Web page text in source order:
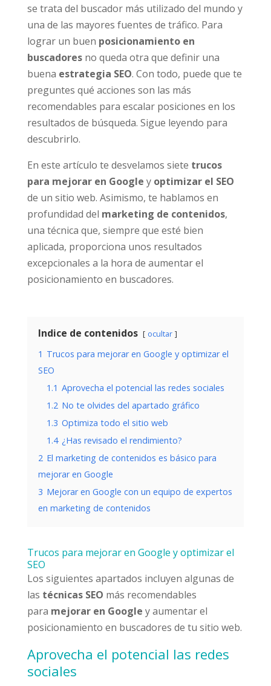
se trata del buscador más utilizado del mundo y
una de las mayores fuentes de tráfico. Para
lograr un buen posicionamiento en
buscadoresno queda otra que definir una
buena estrategia SEO. Con todo, puede que te
preguntes qué acciones son las más
recomendables para escalar posiciones en los
resultados de búsqueda. Sigue leyendo para
descubrirlo.
En este artículo te desvelamos siete trucos
para mejorar en Google y optimizar el SEO
de un sitio web. Asimismo, te hablamos en
profundidad del marketing de contenidos,
una técnica que, siempre que esté bien
aplicada, proporciona unos resultados
excepcionales a la hora de aumentar el
posicionamiento en buscadores.
Indice de contenidos ocultar
1 Trucos para mejorar en Google y optimizar el
SEO
1.1 Aprovecha el potencial las redes sociales
1.2 No te olvides del apartado gráfico
1.3 Optimiza todo el sitio web
1.4 ¿Has revisado el rendimiento?
2 El marketing de contenidos es básico para
mejorar en Google
3 Mejorar en Google con un equipo de expertos
en marketing de contenidos
Trucos para mejorar en Google y optimizar el
SEO
Los siguientes apartados incluyen algunas de
las técnicas SEO más recomendables
para mejorar en Google y aumentar el
posicionamiento en buscadores de tu sitio web.
Aprovecha el potencial las redes
sociales